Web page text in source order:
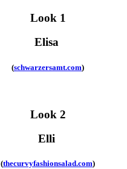
Look 1
Elisa
(schwarzersamt.com)
Look 2
Elli
(thecurvyfashionsalad.com)